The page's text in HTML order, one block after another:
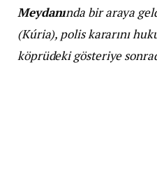
Meydanında bir araya
(Kúria), polis kararını
köprüdeki gösteriye